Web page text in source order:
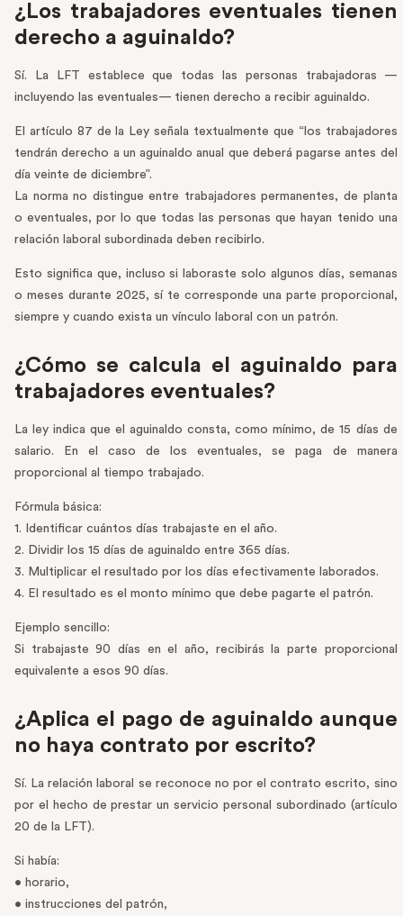
¿Los trabajadores eventuales tienen
derecho a aguinaldo?
Sí. La LFT establece que todas las personas trabajadoras —
incluyendo las eventuales— tienen derecho a recibir aguinaldo.
El artículo 87 de la Ley señala textualmente que “los trabajadores
tendrán derecho a un aguinaldo anual que deberá pagarse antes del
día veinte de diciembre”.
La norma no distingue entre trabajadores permanentes, de planta
o eventuales, por lo que todas las personas que hayan tenido una
relación laboral subordinada deben recibirlo.
Esto significa que, incluso si laboraste solo algunos días, semanas
o meses durante 2025, sí te corresponde una parte proporcional,
siempre y cuando exista un vínculo laboral con un patrón.
¿Cómo se calcula el aguinaldo para
trabajadores eventuales?
La ley indica que el aguinaldo consta, como mínimo, de 15 días de
salario. En el caso de los eventuales, se paga de manera
proporcional al tiempo trabajado.
Fórmula básica:
1. Identificar cuántos días trabajaste en el año.
2. Dividir los 15 días de aguinaldo entre 365 días.
3. Multiplicar el resultado por los días efectivamente laborados.
4. El resultado es el monto mínimo que debe pagarte el patrón.
Ejemplo sencillo:
Si trabajaste 90 días en el año, recibirás la parte proporcional
equivalente a esos 90 días.
¿Aplica el pago de aguinaldo aunque
no haya contrato por escrito?
Sí. La relación laboral se reconoce no por el contrato escrito, sino
por el hecho de prestar un servicio personal subordinado (artículo
20 de la LFT).
Si había:
• horario,
• instrucciones del patrón,